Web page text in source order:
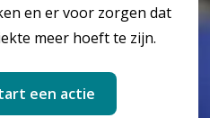
en er voor zorgen dat
meer hoeft te zijn.
een actie